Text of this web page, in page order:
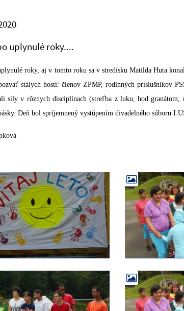
uplynulé roky....
roky, aj v tomto roku sa v stredisku Matilda Huta
stálych hostí: členov ZPMP, rodinných príslušníkov
sily v rôznych disciplínach (streľba z luku, hod granátom,
Deň bol spríjemnený vystúpením divadelného súboru